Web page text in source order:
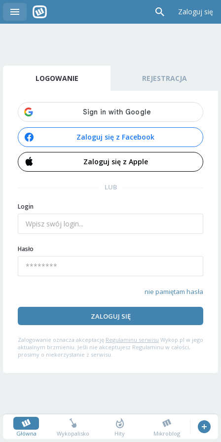
Zaloguj się
LOGOWANIE REJESTRACJA
Zaloguj się z Facebook
Zaloguj się z Apple
LUB
Login
Hasło
nie pamiętam hasła
ZALOGUJ SIĘ
Zalogowanie oznacza akceptację Regulaminu serwisu Wykop.pl w jego
aktualnym brzmieniu. Jeśli nie akceptujesz Regulaminu w całości,
prosimy o niekorzystanie z serwisu.
Główna Wykopalisko Hity Mikroblog